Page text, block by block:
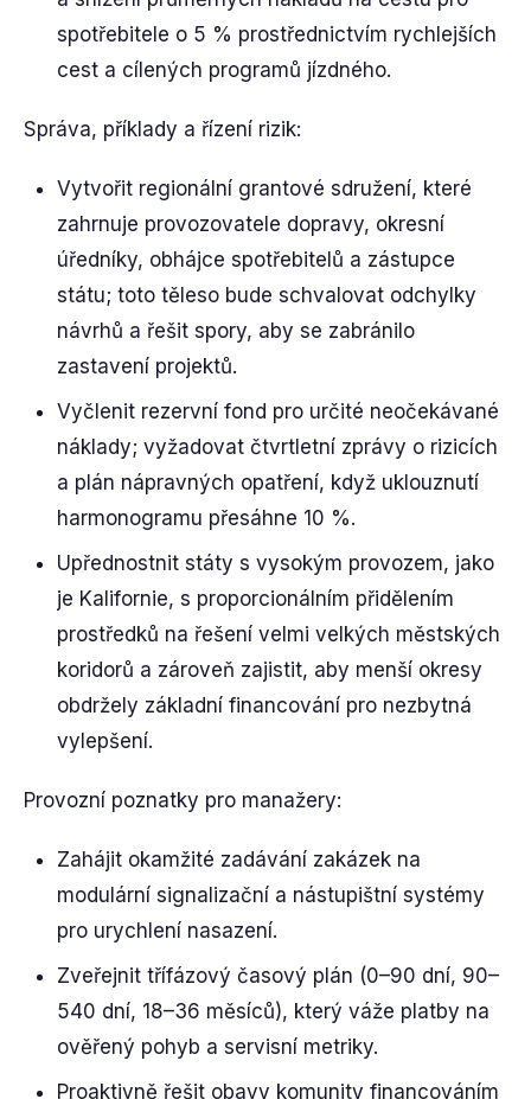
spotřebitele o 5 % prostřednictvím rychlejších
cest a cílených programů jízdného.
Správa, příklady a řízení rizik:
Vytvořit regionální grantové sdružení, které
zahrnuje provozovatele dopravy, okresní
úředníky, obhájce spotřebitelů a zástupce
státu; toto těleso bude schvalovat odchylky
návrhů a řešit spory, aby se zabránilo
zastavení projektů.
Vyčlenit rezervní fond pro určité neočekávané
náklady; vyžadovat čtvrtletní zprávy o rizicích
a plán nápravných opatření, když uklouznutí
harmonogramu přesáhne 10 %.
Upřednostnit státy s vysokým provozem, jako
je Kalifornie, s proporcionálním přidělením
prostředků na řešení velmi velkých městských
koridorů a zároveň zajistit, aby menší okresy
obdržely základní financování pro nezbytná
vylepšení.
Provozní poznatky pro manažery:
Zahájit okamžité zadávání zakázek na
modulární signalizační a nástupištní systémy
pro urychlení nasazení.
Zveřejnit třífázový časový plán (0–90 dní, 90–
540 dní, 18–36 měsíců), který váže platby na
ověřený pohyb a servisní metriky.
Proaktivně řešit obavy komunity financováním